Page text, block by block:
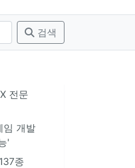
검색
전문
임 개발
'
종